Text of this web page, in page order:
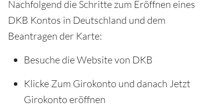
Nachfolgend die Schritte zum Eröffnen eines
DKB Kontos in Deutschland und dem
Beantragen der Karte:
Besuche die Website von DKB
Klicke Zum Girokonto und danach Jetzt
Girokonto eröffnen